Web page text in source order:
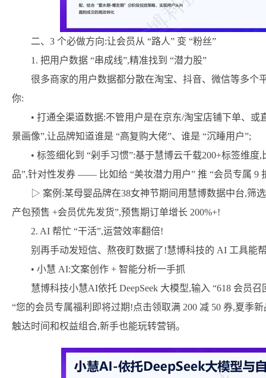
二、3 个必做方向:让会员从 “路人” 变 “粉丝”
1. 把用户数据 “串成线”,精准找到 “潜力股”
很多商家的用户数据都分散在淘宝、抖音、微信等多个
你:
• 打通全渠道数据:不管用户是在京东/淘宝店铺下单、
景画像”,让品牌知道谁是 “高复购大佬”、谁是 “沉睡用户”;
• 标签细化到 “剁手习惯”:基于慧博云千载200+标签维
品”,针对性发券 —— 比如给 “美妆潜力用户” 推 “会员专属 9
▷ 案例:某母婴品牌在38女神节期间用慧博数据中台,筛
产包预售 +会员优先发货”,预售期订单增长 200%+!
2. AI 帮忙 “干活”,运营效率翻倍!
别再手动发短信、熬夜盯数据了!慧博科技的 AI 工具能
• 小慧 AI:文案创作 + 智能分析一手抓
慧博科技小慧AI依托 DeepSeek 大模型,输入 “618 会员
“您的会员专属福利即将过期!点击领取满 200 减 50 券,夏季
触达时间和权益组合,新手也能玩转营销。